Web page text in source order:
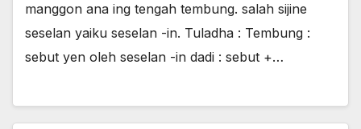
manggon ana ing tengah tembung. salah sijine
seselan yaiku seselan -in. Tuladha : Tembung :
sebut yen oleh seselan -in dadi : sebut +…